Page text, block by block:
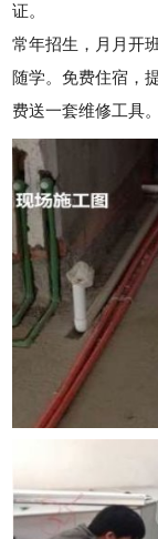
证。
常年招生，月月开
随学。免费住宿，
费送一套维修工具。